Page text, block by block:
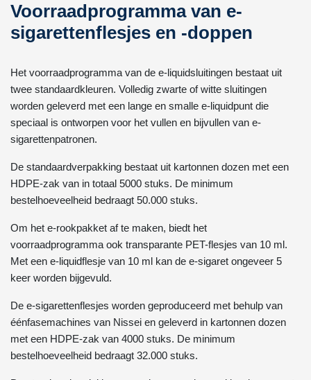
Voorraadprogramma van e-
sigarettenflesjes en -doppen
Het voorraadprogramma van de e-liquidsluitingen bestaat uit
twee standaardkleuren. Volledig zwarte of witte sluitingen
worden geleverd met een lange en smalle e-liquidpunt die
speciaal is ontworpen voor het vullen en bijvullen van e-
sigarettenpatronen.
De standaardverpakking bestaat uit kartonnen dozen met een
HDPE-zak van in totaal 5000 stuks. De minimum
bestelhoeveelheid bedraagt 50.000 stuks.
Om het e-rookpakket af te maken, biedt het
voorraadprogramma ook transparante PET-flesjes van 10 ml.
Met een e-liquidflesje van 10 ml kan de e-sigaret ongeveer 5
keer worden bijgevuld.
De e-sigarettenflesjes worden geproduceerd met behulp van
éénfasemachines van Nissei en geleverd in kartonnen dozen
met een HDPE-zak van 4000 stuks. De minimum
bestelhoeveelheid bedraagt 32.000 stuks.